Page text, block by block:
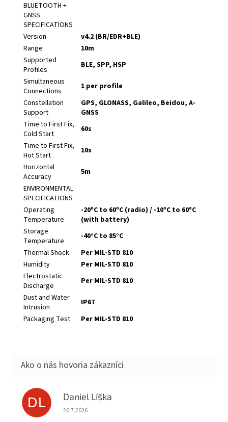
BLUETOOTH +
GNSS
SPECIFICATIONS
Version
v4.2 (BR/EDR+BLE)
Range
10m
Supported
Profiles
BLE, SPP, HSP
Simultaneous
Connections
1 per profile
Constellation
Support
GPS, GLONASS, Galileo, Beidou, A-
GNSS
Time to First Fix,
Cold Start
60s
Time to First Fix,
Hot Start
10s
Horizontal
Accuracy
5m
ENVIRONMENTAL
SPECIFICATIONS
Operating
Temperature
-20ºC to 60ºC (radio) / -10ºC to 60ºC
(with battery)
Storage
Temperature
-40°C to 85°C
Thermal Shock
Per MIL-STD 810
Humidity
Per MIL-STD 810
Electrostatic
Discharge
Per MIL-STD 810
Dust and Water
Intrusion
IP67
Packaging Test
Per MIL-STD 810
DL Daniel Líška
Hodnotenie obchodu je 5 z 5 hviezdičiek.
26.7.2026